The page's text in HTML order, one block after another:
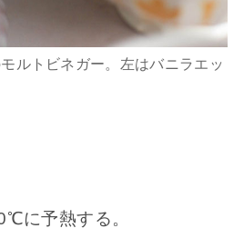
ルトビネガー。左はバニラエッ
に予熱する。